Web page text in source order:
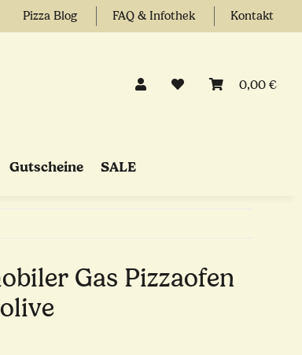
Pizza Blog FAQ & Infothek Kontakt
0,00 €
Gutscheine SALE
Gas Pizzaofen